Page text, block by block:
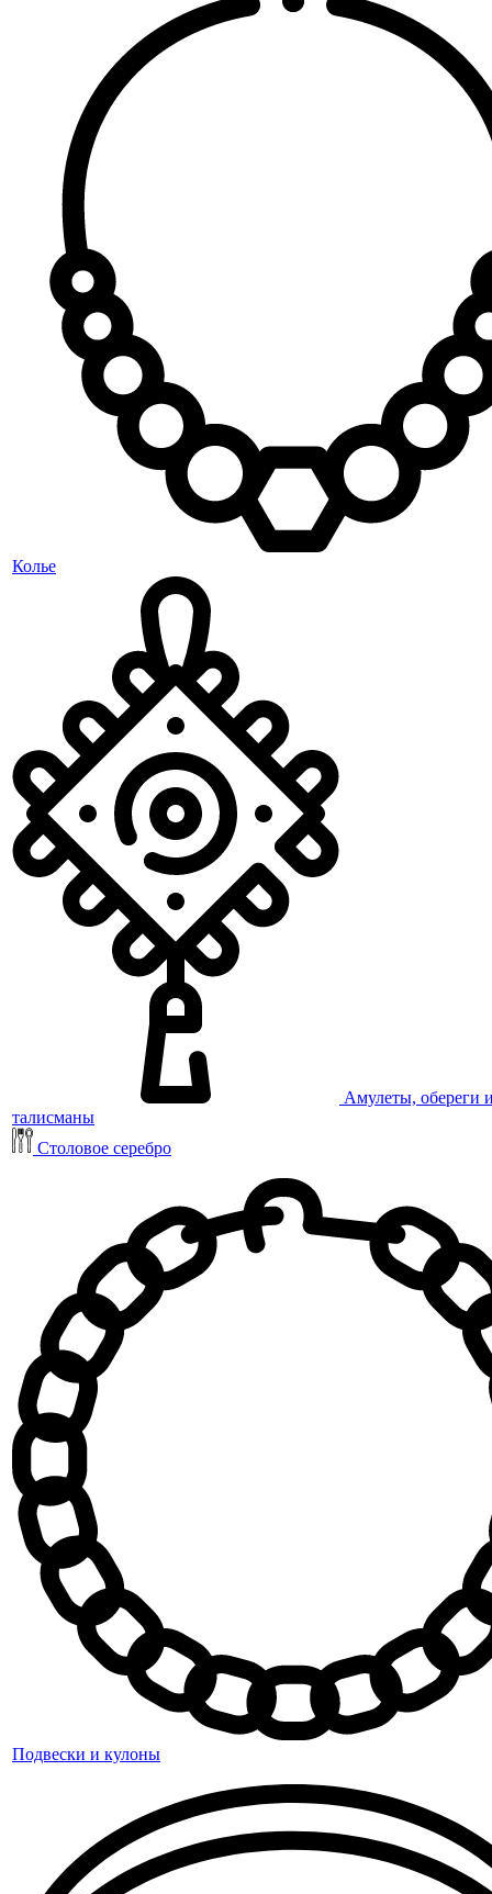
Колье
Амулеты, обереги
талисманы
Столовое серебро
Подвески и кулоны